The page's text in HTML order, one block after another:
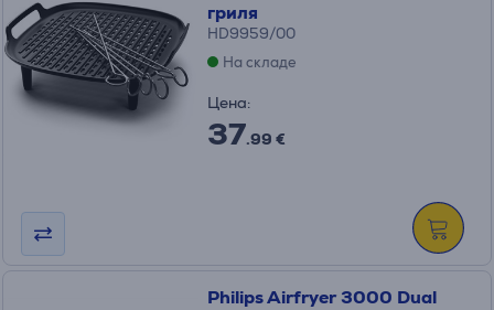
гриля
HD9959/00
На складе
Цена:
37.99 €
Philips Airfryer 3000 Dual